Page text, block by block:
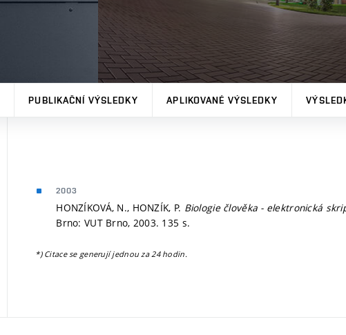
PUBLIKAČNÍ VÝSLEDKY APLIKOVANÉ VÝSLEDKY
2003
HONZÍKOVÁ, N., HONZÍK, P. Biologie člověka - elektronická
Brno: VUT Brno, 2003. 135 s.
*) Citace se generují jednou za 24 hodin.